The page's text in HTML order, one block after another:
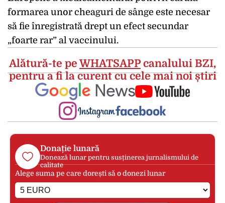
formarea unor cheaguri de sânge este necesar
să fie înregistrată drept un efect secundar
„foarte rar” al vaccinului.
Alătură-te peWHATSAPPcanalului BZI,
pentru a fi la curent cu cele mai noi știri
Donație lunară
Donează lunar pentru susținerea jurnalismului de
calitate
Alege suma pe care dorești să o donezi lunar